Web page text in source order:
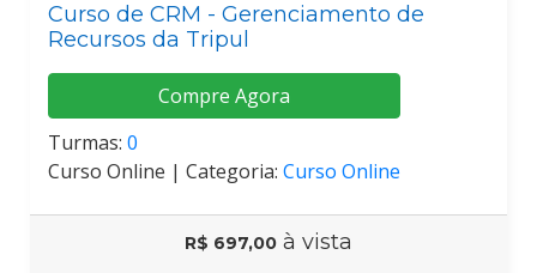
Curso de CRM - Gerenciamento de
Recursos da Tripul
Compre Agora
Turmas: 0
Curso Online | Categoria: Curso Online
R$ 697,00 à vista